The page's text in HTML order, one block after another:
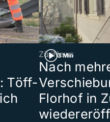
Töff-
3 Min
ZüriNews
Nach
Florhof in